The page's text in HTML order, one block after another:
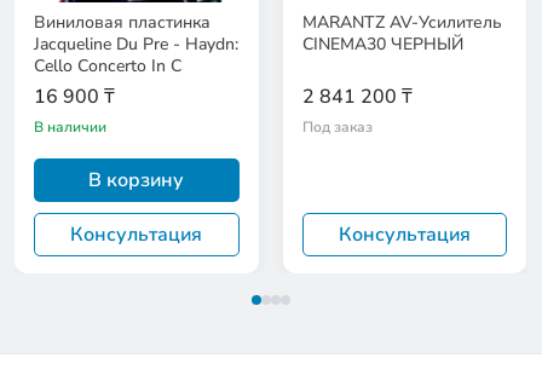
Виниловая пластинка
Jacqueline Du Pre - Haydn:
Cello Concerto In C
16 900 ₸
В наличии
В корзину
Консультация
MARANTZ AV-Усилитель
CINEMA30 ЧЕРНЫЙ
2 841 200 ₸
Под заказ
Консультация